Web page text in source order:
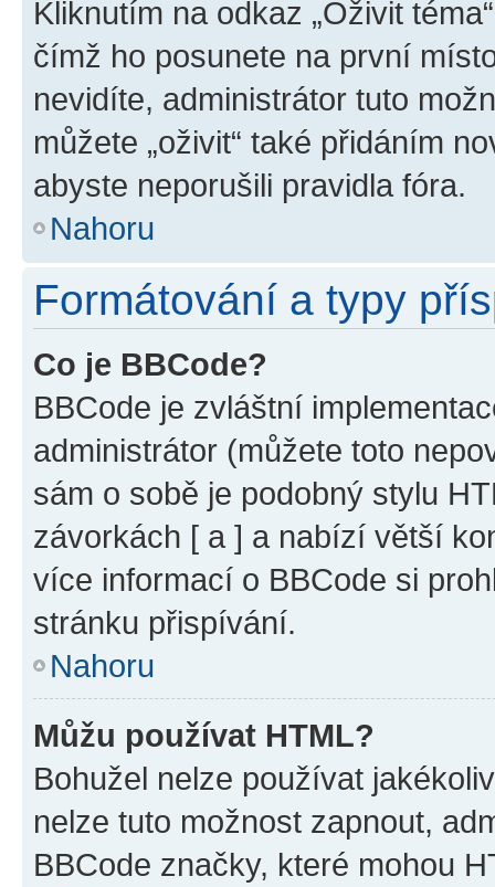
Kliknutím na odkaz „Oživit
čímž ho posunete na první
nevidíte, administrátor tuto
můžete „oživit“ také přidáním
abyste neporušili pravidla fóra.
Nahoru
Formátování a typy
Co je BBCode?
BBCode je zvláštní
administrátor (můžete toto
sám o sobě je podobný stylu
závorkách [ a ] a nabízí větší
více informací o BBCode si
stránku přispívání.
Nahoru
Můžu používat HTML?
Bohužel nelze používat
nelze tuto možnost zapnout,
BBCode značky, které mohou